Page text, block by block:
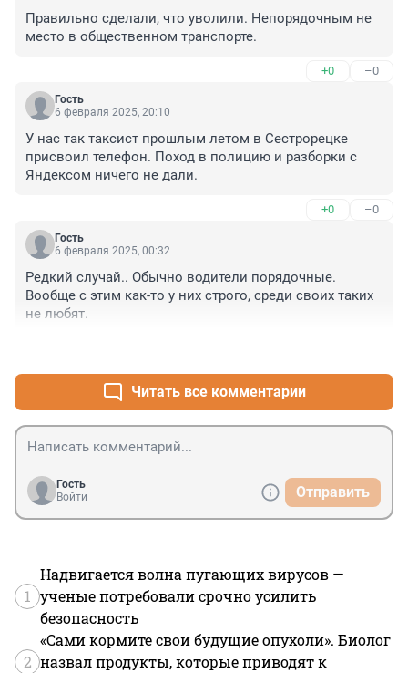
Правильно сделали, что уволили. Непорядочным не
место в общественном транспорте.
+0 –0
Гость
6 февраля 2025, 20:10
У нас так таксист прошлым летом в Сестрорецке
присвоил телефон. Поход в полицию и разборки с
Яндексом ничего не дали.
+0 –0
Гость
6 февраля 2025, 00:32
Редкий случай.. Обычно водители порядочные.
Вообще с этим как-то у них строго, среди своих таких
не любят.
Читать все комментарии
Гость
Войти
Отправить
1
Надвигается волна пугающих вирусов —
ученые потребовали срочно усилить
безопасность
2
«Сами кормите свои будущие опухоли». Биолог
назвал продукты, которые приводят к